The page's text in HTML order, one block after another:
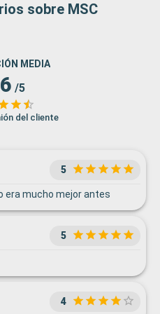
sobre MSC
MEDIA
/5
del cliente
5
era mucho mejor antes
5
4